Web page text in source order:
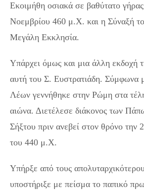
Εκοιμήθη οσιακά σε βαθύτατο
Νοεμβρίου 460 μ.Χ. και η Σύναξή
Μεγάλη Εκκλησία.
Υπάρχει όμως και μια άλλη εκδοχή
αυτή του Σ. Ευστρατιάδη. Σύμφωνα
Λέων γεννήθηκε στην Ρώμη στα
αιώνα. Διετέλεσε διάκονος των
Σήξτου πριν ανεβεί στον θρόνο την
του 440 μ.Χ.
Υπήρξε από τους
υποστήριξε με πείσμα το παπικό